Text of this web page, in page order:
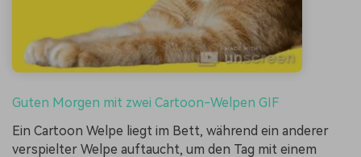
Guten Morgen mit zwei Cartoon-Welpen GIF
Ein Cartoon Welpe liegt im Bett, während ein anderer
verspielter Welpe auftaucht, um den Tag mit einem